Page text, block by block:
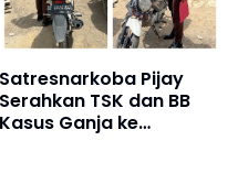
Satresnarkoba Pijay
Serahkan TSK dan BB
Kasus Ganja ke